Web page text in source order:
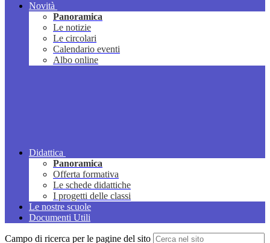
Novità
Panoramica
Le notizie
Le circolari
Calendario eventi
Albo online
Didattica
Panoramica
Offerta formativa
Le schede didattiche
I progetti delle classi
Le nostre scuole
Documenti Utili
Campo di ricerca per le pagine del sito